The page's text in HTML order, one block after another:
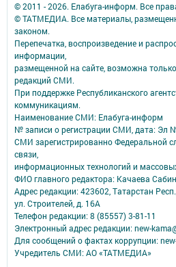
© 2011 - 2026. Елабуга-информ. Все
© ТАТМЕДИА. Все материалы,
законом.
Перепечатка, воспроизведение и
информации,
размещенной на сайте, возможна
редакций СМИ.
При поддержке Республиканского
коммуникациям.
Наименование СМИ: Елабуга-информ
№ записи о регистрации СМИ, дата: Эл
СМИ зарегистрированно Федеральной
связи,
информационных технологий и
ФИО главного редактора: Качаева
Адрес редакции: 423602, Татарстан
ул. Строителей, д. 16А
Телефон редакции: 8 (85557) 3-81-11
Электронный адрес редакции: new-
Для сообщений о фактах коррупции:
Учредитель СМИ: АО «ТАТМЕДИА»